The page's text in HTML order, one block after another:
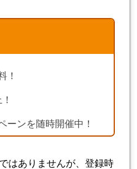
！
ーンを随時開催中！
はありませんが、登録時